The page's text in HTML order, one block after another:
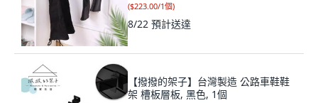
($223.00/1個)
8/22 預計送達
【撥撥的架子】台灣製造 公路車鞋鞋
架 槽板層板, 黑色, 1個